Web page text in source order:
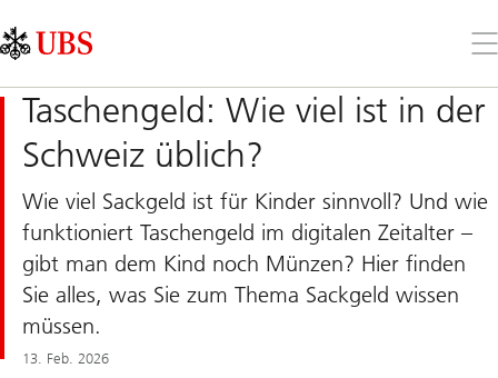
Links
Area
Sie
Taschengeld: Wie viel ist in der
Schweiz üblich?
Wie viel Sackgeld ist für Kinder sinnvoll? Und wie
funktioniert Taschengeld im digitalen Zeitalter –
gibt man dem Kind noch Münzen? Hier finden
Sie alles, was Sie zum Thema Sackgeld wissen
müssen.
13. Feb. 2026